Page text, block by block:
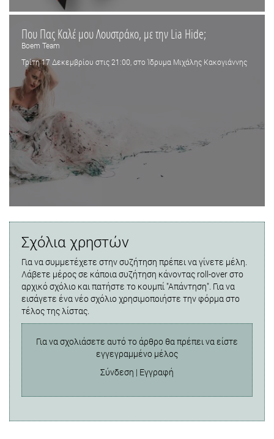
Που Πας Καλέ μου Λουστράκο, με την Lia Hide;
Boem Team
Τρίτη 17 Δεκεμβρίου στις 21:00, στο Ίδρυμα Μιχάλης Κακογιάννης
Σχόλια χρηστών
Για να συμμετέχετε στην συζήτηση πρέπει να γίνετε μέλη.
Λάβετε μέρος σε κάποια συζήτηση κάνοντας roll-over στο
αρχικό σχόλιο και πατήστε το κουμπί "Απάντηση". Για να
εισάγετε ένα νέο σχόλιο χρησιμοποιήστε την φόρμα στο
τέλος της λίστας.
Για να σχολιάσετε αυτό το άρθρο θα πρέπει να είστε
εγγεγραμμένο μέλος
Σύνδεση | Εγγραφή